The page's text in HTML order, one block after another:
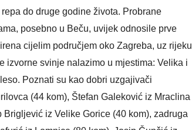
do druge godine života. Probrane
posebno u Beču, uvijek odnosile prve
cijelim područjem oko Zagreba, uz rijeku
izvorne svinje nalazimo u mjestima: Velika i
Poznati su kao dobri uzgajivači
(44 kom), Štefan Galeković iz Mraclina
iz Velike Gorice (40 kom), zadruga